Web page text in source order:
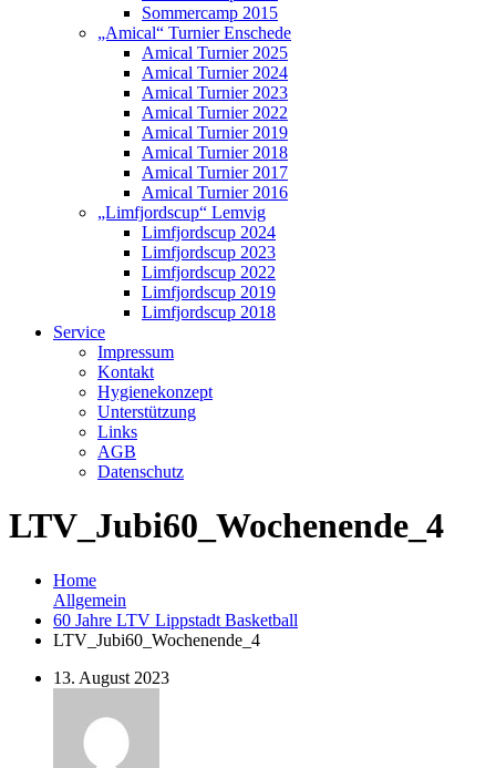
Sommercamp 2015
„Amical“ Turnier Enschede
Amical Turnier 2025
Amical Turnier 2024
Amical Turnier 2023
Amical Turnier 2022
Amical Turnier 2019
Amical Turnier 2018
Amical Turnier 2017
Amical Turnier 2016
„Limfjordscup“ Lemvig
Limfjordscup 2024
Limfjordscup 2023
Limfjordscup 2022
Limfjordscup 2019
Limfjordscup 2018
Service
Impressum
Kontakt
Hygienekonzept
Unterstützung
Links
AGB
Datenschutz
LTV_Jubi60_Wochenende_4
Home
Allgemein
60 Jahre LTV Lippstadt Basketball
LTV_Jubi60_Wochenende_4
13. August 2023